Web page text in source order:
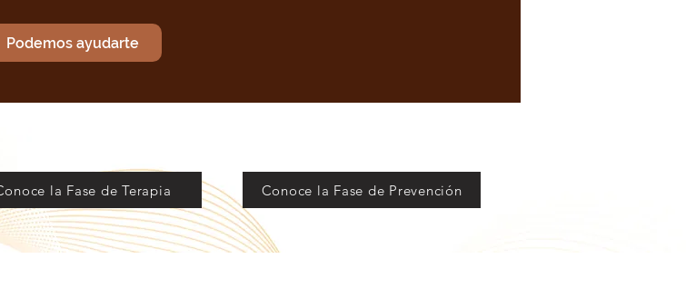
Podemos ayudarte
la Fase de Terapia Conoce la Fase de Prevención